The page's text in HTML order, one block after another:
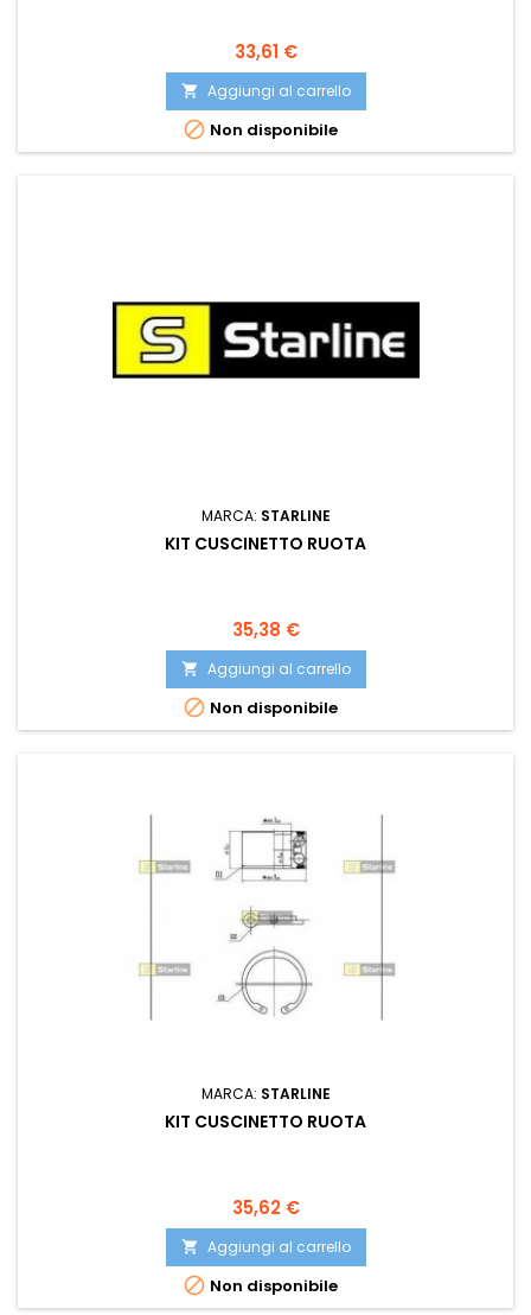
Prezzo
33,61 €
 Aggiungi al carrello
 Non disponibile
MARCA: STARLINE
KIT CUSCINETTO RUOTA
Prezzo
35,38 €
 Aggiungi al carrello
 Non disponibile
MARCA: STARLINE
KIT CUSCINETTO RUOTA
Prezzo
35,62 €
 Aggiungi al carrello
 Non disponibile